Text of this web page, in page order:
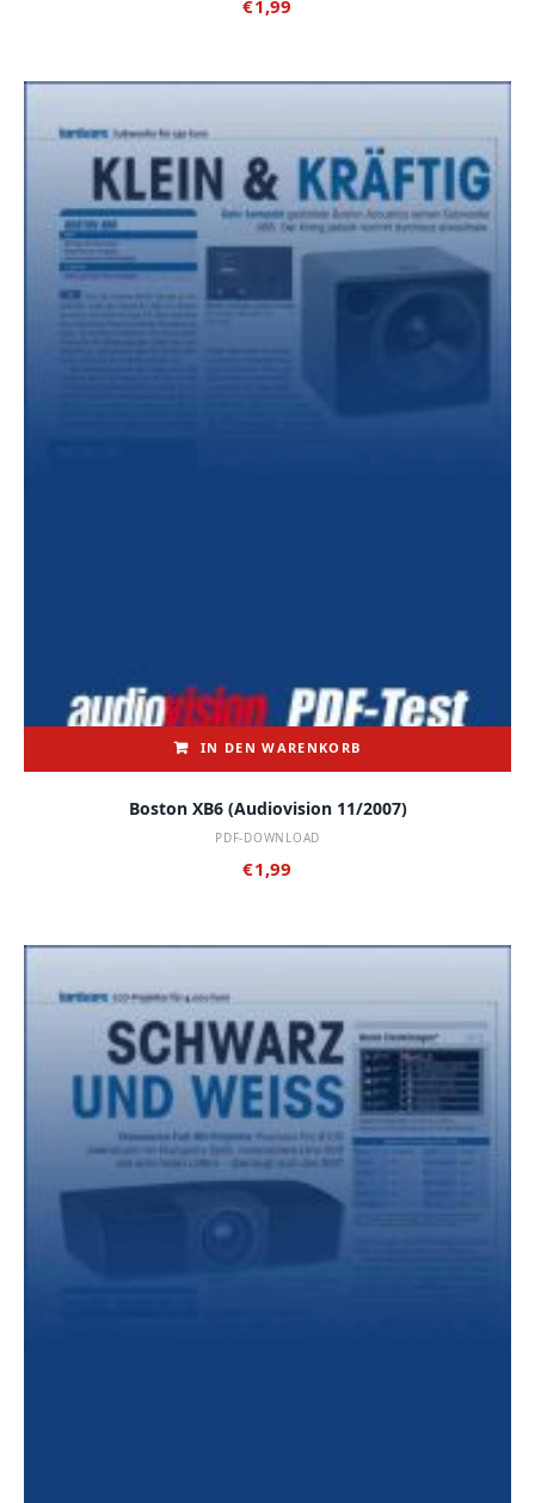
€1,99
IN DEN WARENKORB
Boston XB6 (audiovision 11/2007)
PDF-DOWNLOAD
€1,99